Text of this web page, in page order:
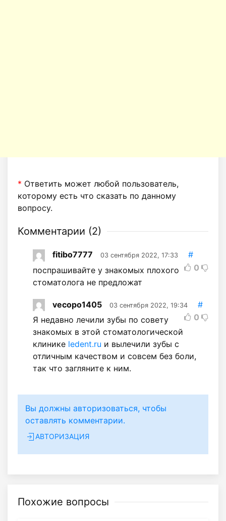
* Ответить может любой пользователь,
которому есть что сказать по данному
вопросу.
Комментарии (2)
fitibo7777 03 сентября 2022, 17:33
#
0
поспрашивайте у знакомых плохого
стоматолога не предложат
vecopo1405 03 сентября 2022, 19:34
#
0
Я недавно лечили зубы по совету
знакомых в этой стоматологической
клинике ledent.ru и вылечили зубы с
отличным качеством и совсем без боли,
так что загляните к ним.
Вы должны авторизоваться, чтобы
оставлять комментарии.
АВТОРИЗАЦИЯ
Похожие вопросы